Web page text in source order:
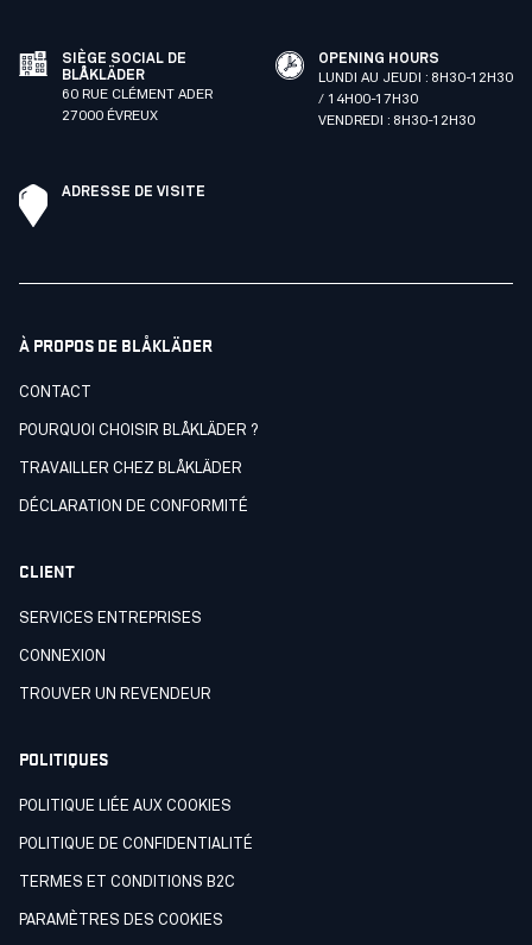
SIÈGE SOCIAL DE
BLÅKLÄDER
60 RUE CLÉMENT ADER
27000 ÉVREUX
OPENING HOURS
LUNDI AU JEUDI : 8H30-12H30
/ 14H00-17H30
VENDREDI : 8H30-12H30
ADRESSE DE VISITE
À PROPOS DE BLÅKLÄDER
CONTACT
POURQUOI CHOISIR BLÅKLÄDER ?
TRAVAILLER CHEZ BLÅKLÄDER
DÉCLARATION DE CONFORMITÉ
CLIENT
SERVICES ENTREPRISES
CONNEXION
TROUVER UN REVENDEUR
POLITIQUES
POLITIQUE LIÉE AUX COOKIES
POLITIQUE DE CONFIDENTIALITÉ
TERMES ET CONDITIONS B2C
PARAMÈTRES DES COOKIES